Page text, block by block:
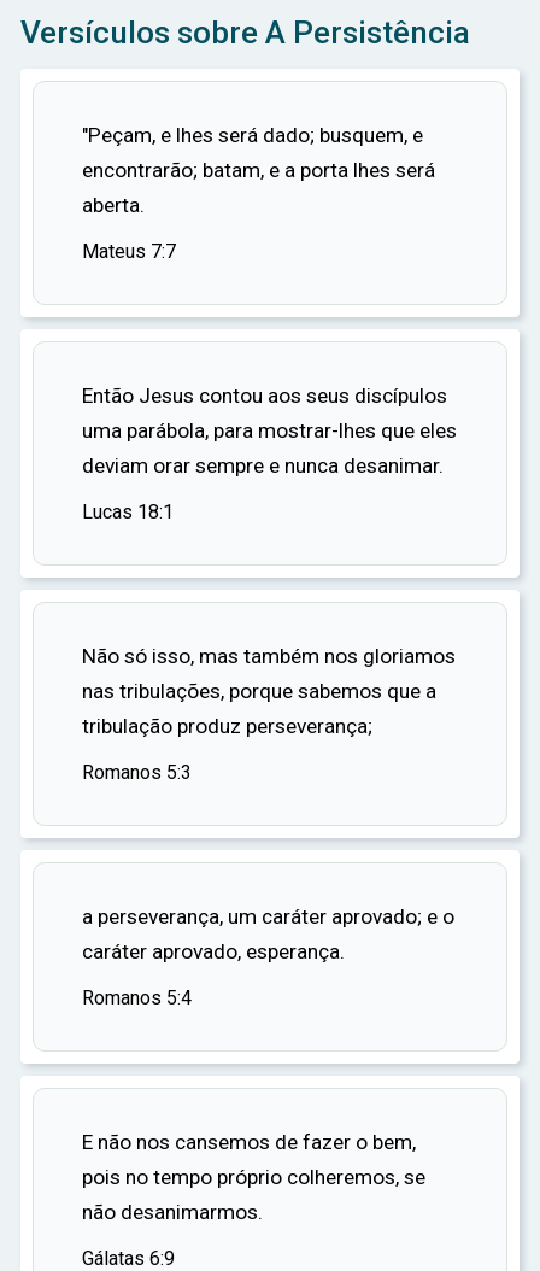
de confortá-lo, eles o acusaram de pecado. Eles
acreditavam que o sofrimento de Jó era um
no entanto, manteve sua inocência. Ele
questionou Deus sobre seu sofrimento, mas
nunca perdeu sua fé.
Deus finalmente respondeu a Jó, não com
sua soberania e sabedoria. Jó reconheceu a
questioná-lo. Deus repreendeu os amigos de Jó
por suas acusações falsas e ordenou que Jó
orasse por eles.
Por sua persistência e fé, Deus restaurou a Jó,
teve mais sete filhos e três filhas, consideradas
vendo seus filhos e netos até a quarta geração.
A história de Jó é um exemplo poderoso de
persistência na fé. Mesmo quando tudo estava
perdido, ele se manteve firme em sua crença em
recompensa, mas porque acreditava na
persistência foi recompensada.
Versículos sobre A Persistência
"Peçam, e lhes será dado; busquem, e
encontrarão; batam, e a porta lhes será
aberta.
Mateus 7:7
Então Jesus contou aos seus discípulos
uma parábola, para mostrar-lhes que eles
deviam orar sempre e nunca desanimar.
Lucas 18:1
Não só isso, mas também nos gloriamos
nas tribulações, porque sabemos que a
tribulação produz perseverança;
Romanos 5:3
a perseverança, um caráter aprovado; e o
caráter aprovado, esperança.
Romanos 5:4
E não nos cansemos de fazer o bem,
pois no tempo próprio colheremos, se
não desanimarmos.
Gálatas 6:9